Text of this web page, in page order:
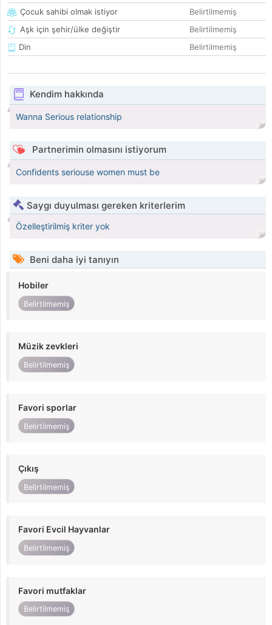
Çocuk sahibi olmak istiyor
Belirtilmemiş
Aşk için şehir/ülke değiştir
Belirtilmemiş
Din
Belirtilmemiş
Kendim hakkında
Wanna Serious relationship
Partnerimin olmasını istiyorum
Confidents seriouse women must be
Saygı duyulması gereken kriterlerim
Özelleştirilmiş kriter yok
Beni daha iyi tanıyın
Hobiler
Belirtilmemiş
Müzik zevkleri
Belirtilmemiş
Favori sporlar
Belirtilmemiş
Çıkış
Belirtilmemiş
Favori Evcil Hayvanlar
Belirtilmemiş
Favori mutfaklar
Belirtilmemiş